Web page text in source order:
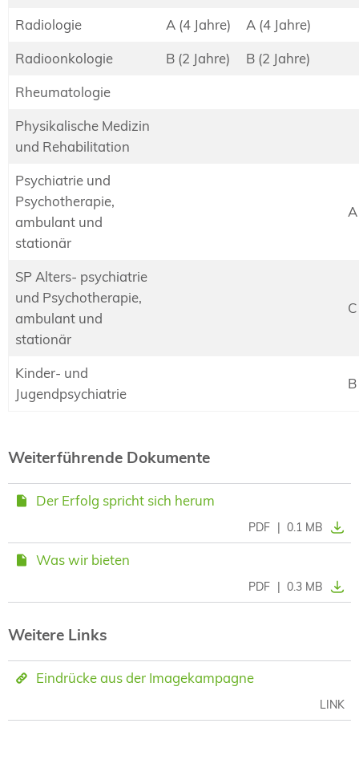
Radiologie
A (4 Jahre)
A (4 Jahre)
Radioonkologie
B (2 Jahre)
B (2 Jahre)
Rheumatologie
Physikalische Medizin
und Rehabilitation
Psychiatrie und
Psychotherapie,
ambulant und
stationär
SP Alters- psychiatrie
und Psychotherapie,
ambulant und
stationär
Kinder- und
Jugendpsychiatrie
Weiterführende Dokumente
Der Erfolg spricht sich herum
PDF | 0.1 MB
Was wir bieten
PDF | 0.3 MB
Weitere Links
Eindrücke aus der Imagekampagne
LINK